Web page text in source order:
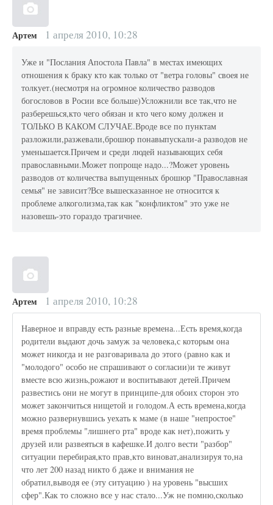
Артем 1 апреля 2010, 10:28
Уже и "Послания Апостола Павла" в местах имеющих
отношения к браку кто как только от "ветра головы" своея не
толкует.(несмотря на огромное количество разводов
богословов в Росии все больше)Усложнили все так,что не
разберешься,кто чего обязан и кто чего кому должен и
ТОЛЬКО В КАКОМ СЛУЧАЕ.Вроде все по пунктам
разложили,разжевали,брошюр понавыпускали-а разводов не
уменьшается.Причем и среди людей называющих себя
православными.Может попроще надо...?Может уровень
разводов от количества выпущенных брошюр "Православная
семья" не зависит?Все вышесказанное не относится к
проблеме алкоголизма,так как "конфликтом" это уже не
назовешь-это гораздо трагичнее.
Артем 1 апреля 2010, 10:28
Наверное и вправду есть разные времена...Есть время,когда
родители выдают дочь замуж за человека,с которым она
может никогда и не разговаривала до этого (равно как и
"молодого" особо не спрашивают о согласии)и те живут
вместе всю жизнь,рожают и воспитывают детей.Причем
развестись они не могут в принципе-для обоих сторон это
может закончиться нищетой и голодом.А есть времена,когда
можно развернувшись уехать к маме (в наше "непростое"
время проблемы "лишнего рта" вроде как нет),пожить у
друзей или развеяться в кафешке.И долго вести "разбор"
ситуации перебирая,кто прав,кто виноват,анализируя то,на
что лет 200 назад никто б даже и внимания не
обратил,выводя ее (эту ситуацию ) на уровень "высших
сфер".Как то сложно все у нас стало...Уж не помню,сколько